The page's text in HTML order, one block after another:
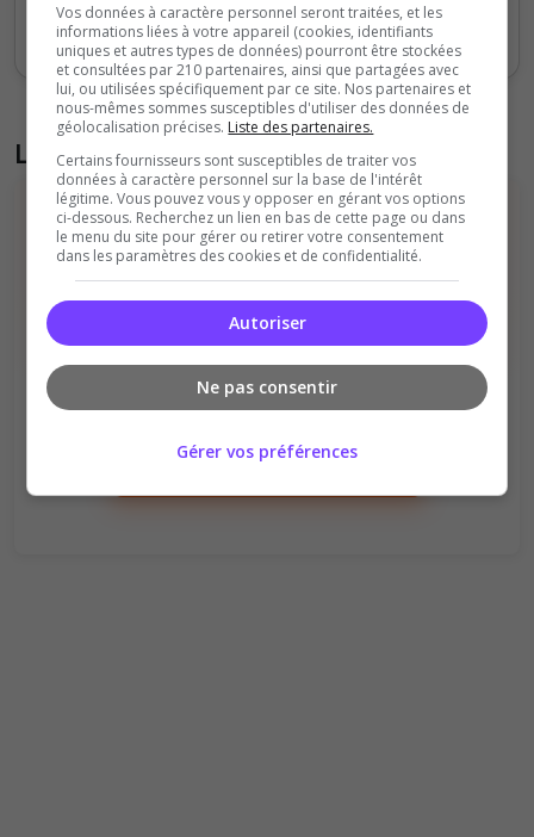
Votes Clics
Liste des avis du serveur
Il n'y a pas encore d'avis sur ce serveur.
Qualité
Staff du serveur
Ambiance
Disponibilité
Donner le premier avis
Vos données à caractère personnel seront traitées, et les
informations liées à votre appareil (cookies, identifiants
uniques et autres types de données) pourront être stockées
et consultées par 210 partenaires, ainsi que partagées avec
lui, ou utilisées spécifiquement par ce site. Nos partenaires et
nous-mêmes sommes susceptibles d'utiliser des données de
géolocalisation précises. Liste des partenaires.
Certains fournisseurs sont susceptibles de traiter vos
données à caractère personnel sur la base de l'intérêt
légitime. Vous pouvez vous y opposer en gérant vos options
ci-dessous. Recherchez un lien en bas de cette page ou dans
le menu du site pour gérer ou retirer votre consentement
dans les paramètres des cookies et de confidentialité.
Autoriser
Ne pas consentir
Gérer vos préférences